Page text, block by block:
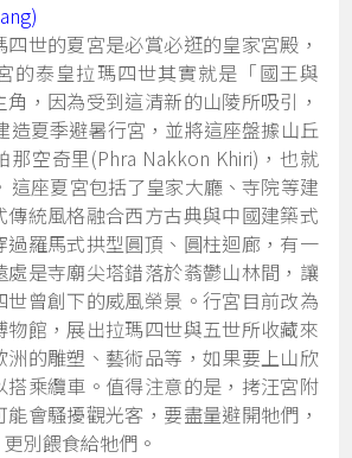
世的夏宮是必賞必逛的皇家宮殿，
的泰皇拉瑪四世其實就是「國王與
，因為受到這清新的山陵所吸引，
造夏季避暑行宮，並將這座盤據山丘
那空奇里(Phra Nakkon Khiri)，也就
這座夏宮包括了皇家大廳、寺院等建
傳統風格融合西方古典與中國建築式
羅馬式拱型圓頂、圓柱迴廊，有一
是寺廟尖塔錯落於蓊鬱山林間，讓
世曾創下的威風榮景。行宮目前改為
物館，展出拉瑪四世與五世所收藏來
洲的雕塑、藝術品等，如果要上山欣
搭乘纜車。值得注意的是，拷汪宮附
會騷擾觀光客，要盡量避開牠們，
別餵食給牠們。